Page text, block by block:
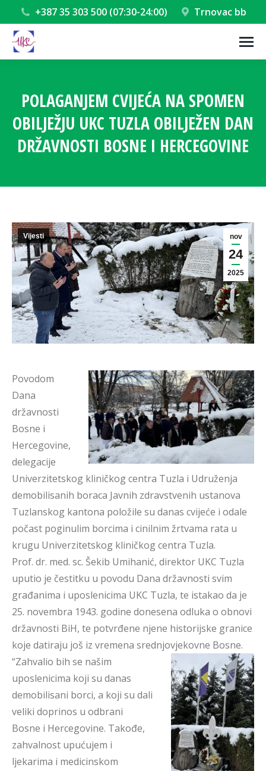
+387 35 303 500 (07:30-24:00) Trnovac bb
POLAGANJEM CVIJEĆA NA SPOMEN
OBILJEŽJU UKC TUZLA OBILJEŽEN DAN
DRŽAVNOSTI BOSNE I HERCEGOVINE
nov
24
2025
Vijesti
Povodom
Dana
državnosti
Bosne i
Hercegovine,
delegacije
Univerzitetskog kliničkog centra Tuzla i Udruženja
demobilisanih boraca Javnih zdravstvenih ustanova
Tuzlanskog kantona položile su danas cvijeće i odale
počast poginulim borcima i cinilnim žrtvama rata u
krugu Univerzitetskog kliničkog centra Tuzla.
Prof. dr. med. sc. Šekib Umihanić, direktor UKC Tuzla
uputio je čestitku u povodu Dana državnosti svim
građanima i uposlenicima UKC Tuzla, te istakao da je
25. novembra 1943. godine donesena odluka o obnovi
državnosti BiH, te potvrđene njene historijske granice
koje datiraju još iz vremena srednjovjekovne Bosne.
“Zahvalio bih se našim
uposlenicima koji su danas
demobilisani borci, a koji su dali
veliki doprinos u odbrani
Bosne i Hercegovine. Takođe,
zahvalnost upućujem i
ljekarima i medicinskom